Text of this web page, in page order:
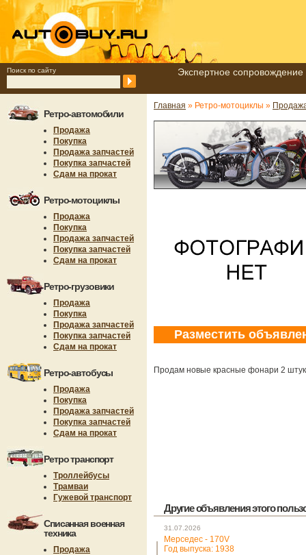
Поиск по сайту Экспертное
Ретро-автомобили
Продажа
Покупка
Продажа запчастей
Покупка запчастей
Сдам на прокат
Ретро-мотоциклы
Продажа
Покупка
Продажа запчастей
Покупка запчастей
Сдам на прокат
Ретро-грузовики
Продажа
Покупка
Продажа запчастей
Покупка запчастей
Сдам на прокат
Ретро-автобусы
Продажа
Покупка
Продажа запчастей
Покупка запчастей
Сдам на прокат
Ретро транспорт
Троллейбусы
Трамваи
Гужевой транспорт
Списанная военная
техника
Продажа
Главная » Ретро-мотоциклы »
Разместить
Продам новые красные фонари 2
Другие объявления этого
31.07.2026
Мерседес - 170V
Год выпуска: 1938